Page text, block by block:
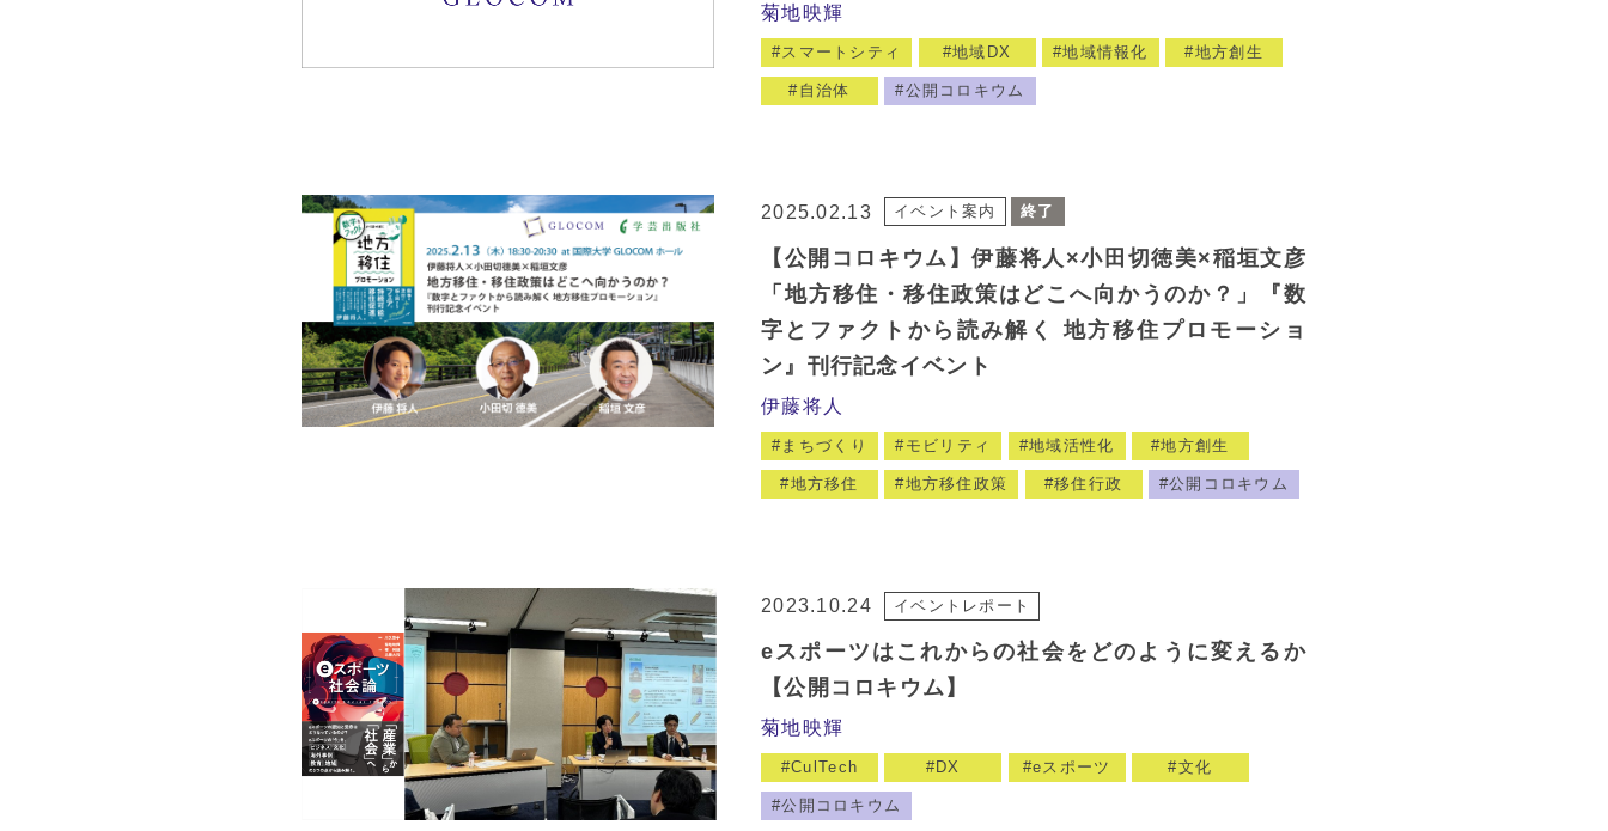
菊地映輝
スマートシティ 地域DX 地域情報化 地方創生
自治体 公開コロキウム
2025.02.13 イベント案内 終了
【公開コロキウム】伊藤将人×小田切徳美×稲垣文彦
「地方移住・移住政策はどこへ向かうのか？」『数
字とファクトから読み解く 地方移住プロモーショ
ン』刊行記念イベント
伊藤将人
まちづくり モビリティ 地域活性化 地方創生
地方移住 地方移住政策 移住行政 公開コロキウム
2023.10.24 イベントレポート
eスポーツはこれからの社会をどのように変えるか
【公開コロキウム】
菊地映輝
CulTech DX eスポーツ 文化
公開コロキウム